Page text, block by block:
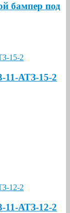
бампер под
11-АТЗ-15-2
11-АТЗ-12-2